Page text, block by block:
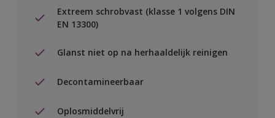
Extreem schrobvast (klasse 1 volgens DIN
EN 13300)
Glanst niet op na herhaaldelijk reinigen
Decontamineerbaar
Oplosmiddelvrij